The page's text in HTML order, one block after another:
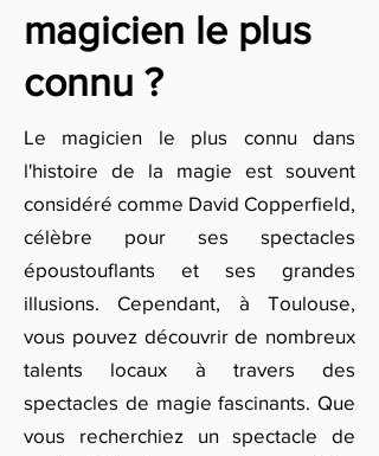
magicien le plus
connu ?
Le magicien le plus connu dans
l'histoire de la magie est souvent
considéré comme David Copperfield,
célèbre pour ses spectacles
époustouflants et ses grandes
illusions. Cependant, à Toulouse,
vous pouvez découvrir de nombreux
talents locaux à travers des
spectacles de magie fascinants. Que
vous recherchiez un spectacle de